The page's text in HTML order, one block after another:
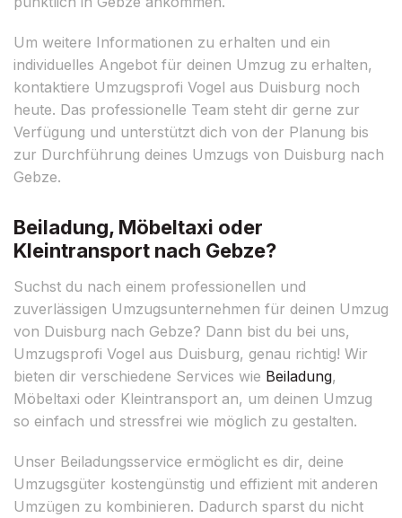
Um weitere Informationen zu erhalten und ein
individuelles Angebot für deinen Umzug zu erhalten,
kontaktiere Umzugsprofi Vogel aus Duisburg noch
heute. Das professionelle Team steht dir gerne zur
Verfügung und unterstützt dich von der Planung bis
zur Durchführung deines Umzugs von Duisburg nach
Gebze.
Beiladung, Möbeltaxi oder
Kleintransport nach Gebze?
Suchst du nach einem professionellen und
zuverlässigen Umzugsunternehmen für deinen Umzug
von Duisburg nach Gebze? Dann bist du bei uns,
Umzugsprofi Vogel aus Duisburg, genau richtig! Wir
bieten dir verschiedene Services wie Beiladung,
Möbeltaxi oder Kleintransport an, um deinen Umzug
so einfach und stressfrei wie möglich zu gestalten.
Unser Beiladungsservice ermöglicht es dir, deine
Umzugsgüter kostengünstig und effizient mit anderen
Umzügen zu kombinieren. Dadurch sparst du nicht